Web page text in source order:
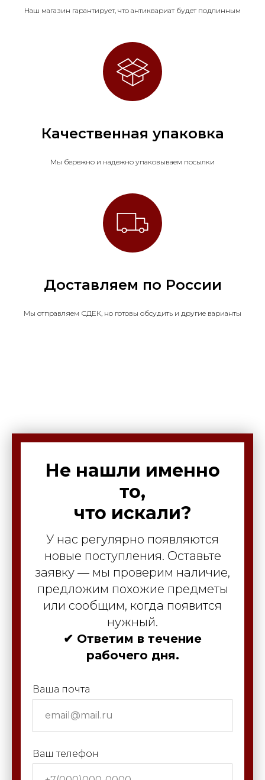
Наш магазин гарантирует, что антиквариат будет подлинным
Качественная упаковка
Мы бережно и надежно упаковываем посылки
Доставляем по России
Мы отправляем СДЕК, но готовы обсудить и другие варианты
Не нашли именно
то,
что искали?
У нас регулярно появляются
новые поступления. Оставьте
заявку — мы проверим наличие,
предложим похожие предметы
или сообщим, когда появится
нужный.
✔ Ответим в течение
рабочего дня.
Ваша почта
Ваш телефон